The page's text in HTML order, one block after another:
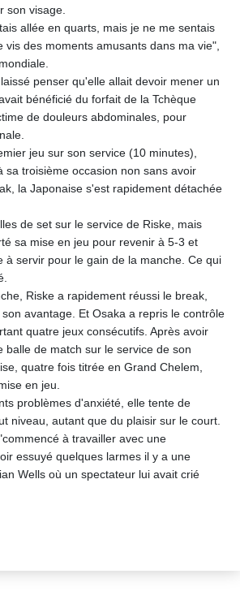
son visage.
allée en quarts, mais je ne me sentais
vis des moments amusants dans ma vie",
penser qu'elle allait devoir mener un
bénéficié du forfait de la Tchèque
de douleurs abdominales, pour
jeu sur son service (10 minutes),
sa troisième occasion non sans avoir
la Japonaise s'est rapidement détachée
de set sur le service de Riske, mais
sa mise en jeu pour revenir à 5-3 et
à servir pour le gain de la manche. Ce qui
Riske a rapidement réussi le break,
avantage. Et Osaka a repris le contrôle
quatre jeux consécutifs. Après avoir
balle de match sur le service de son
quatre fois titrée en Grand Chelem,
en jeu.
problèmes d'anxiété, elle tente de
niveau, autant que du plaisir sur le court.
à travailler avec une
essuyé quelques larmes il y a une
Wells où un spectateur lui avait crié